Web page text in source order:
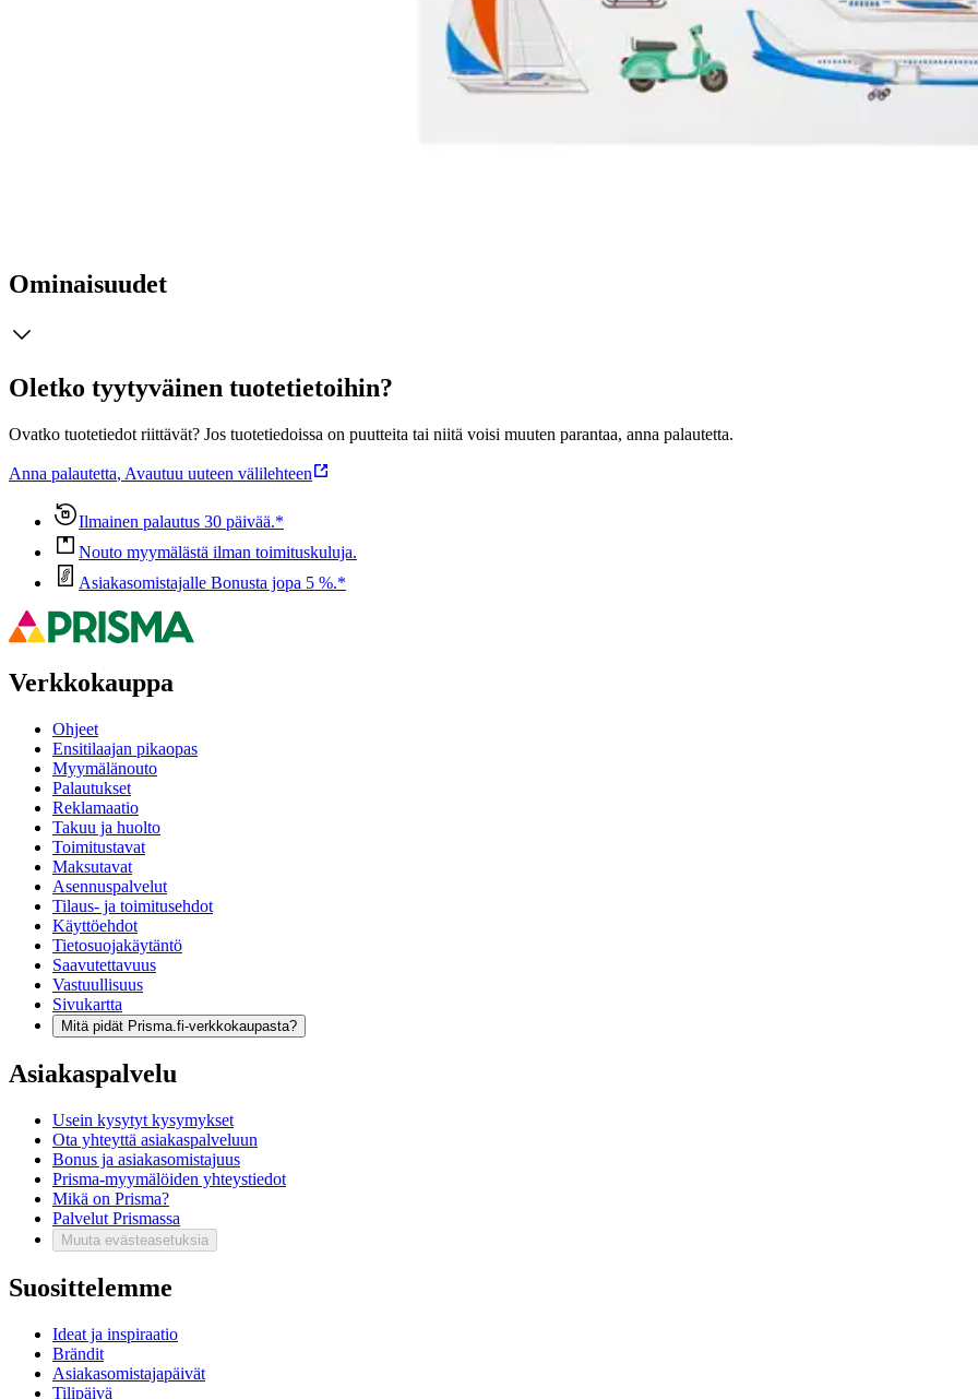
Ominaisuudet
Oletko tyytyväinen tuotetietoihin?
Ovatko tuotetiedot riittävät? Jos tuotetiedoissa on puutteita tai niitä voisi muuten parantaa, anna palautetta.
Anna palautetta, Avautuu uuteen välilehteen
Ilmainen palautus 30 päivää.*
Nouto myymälästä ilman toimituskuluja.
Asiakasomistajalle Bonusta jopa 5 %.*
Verkkokauppa
Ohjeet
Ensitilaajan pikaopas
Myymälänouto
Palautukset
Reklamaatio
Takuu ja huolto
Toimitustavat
Maksutavat
Asennuspalvelut
Tilaus- ja toimitusehdot
Käyttöehdot
Tietosuojakäytäntö
Saavutettavuus
Vastuullisuus
Sivukartta
Mitä pidät Prisma.fi-verkkokaupasta?
Asiakaspalvelu
Usein kysytyt kysymykset
Ota yhteyttä asiakaspalveluun
Bonus ja asiakasomistajuus
Prisma-myymälöiden yhteystiedot
Mikä on Prisma?
Palvelut Prismassa
Muuta evästeasetuksia
Suosittelemme
Ideat ja inspiraatio
Brändit
Asiakasomistajapäivät
Tilipäivä